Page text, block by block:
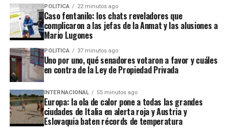
Estrategia de inversión agresiva a largo plazo:
La dirección de la compañía ha priorizado
deliberadamente reinvertir en el ecosistema antes
que optimizar los márgenes de corto plazo.
Destacan desembolsos masivos en:
Infraestructura logística (envíos más
expansión de la cartera de tarjetas de
crédito exigió un mayor nivel de previsiones
contables.
POLITICA 22 minutos ago
Caso fentanilo: los chats reveladores que
complicaron a las jefas de la Anmat y las alusiones a
Mario Lugones
POLITICA 37 minutos ago
Uno por uno, qué senadores votaron a favor y cuáles
en contra de la Ley de Propiedad Privada
INTERNACIONAL 55 minutos ago
Europa: la ola de calor pone a todas las grandes
ciudades de Italia en alerta roja y Austria y
Eslovaquia baten récords de temperatura